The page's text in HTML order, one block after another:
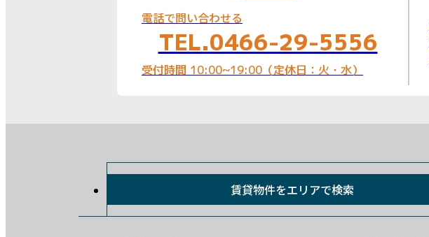
電話で問い合わせる
TEL.0466-29-5556
受付時間 10:00~19:00（定休日：火・水）
賃貸物件をエリアで検索